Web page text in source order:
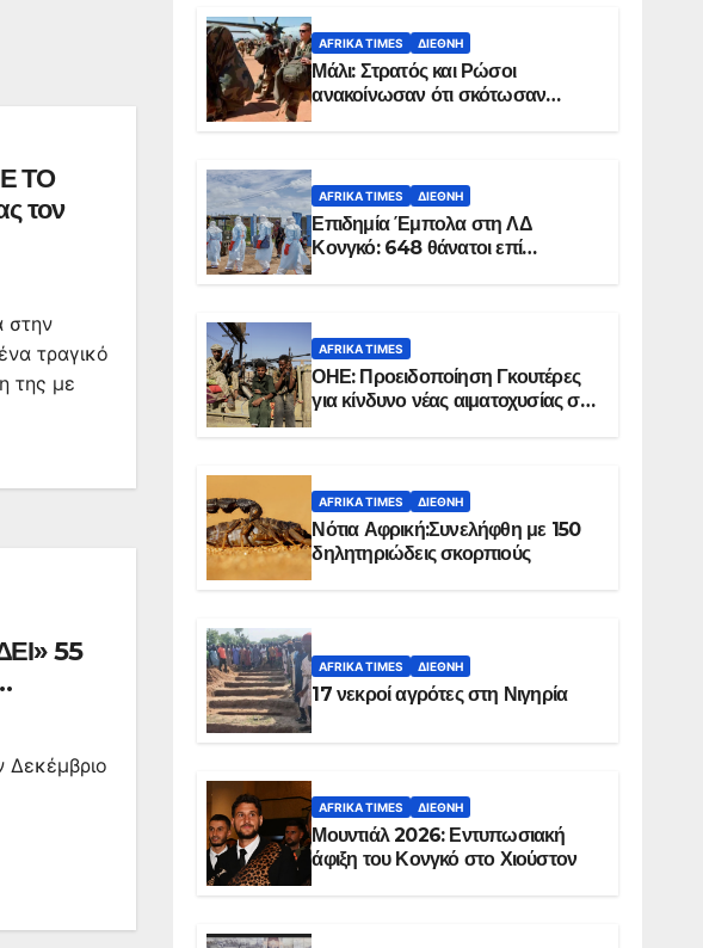
ΤΟ
τον
στην
τραγικό
της με
55
Δεκέμβριο
AFRIKA TIMES ΔΙΕΘΝΉ
Μάλι: Στρατός και Ρώσοι
ανακοίνωσαν ότι σκότωσαν
AFRIKA TIMES ΔΙΕΘΝΉ
Επιδημία Έμπολα στη ΛΔ
Κονγκό: 648 θάνατοι επί
AFRIKA TIMES
ΟΗΕ: Προειδοποίηση Γκουτέρες
για κίνδυνο νέας αιματοχυσίας στο
AFRIKA TIMES ΔΙΕΘΝΉ
Νότια Αφρική:Συνελήφθη με 150
δηλητηριώδεις σκορπιούς
AFRIKA TIMES ΔΙΕΘΝΉ
17 νεκροί αγρότες στη Νιγηρία
AFRIKA TIMES ΔΙΕΘΝΉ
Μουντιάλ 2026: Εντυπωσιακή
άφιξη του Κονγκό στο Χιούστον